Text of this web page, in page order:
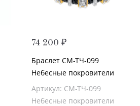
74 200 ₽
Браслет СМ-ТЧ-099
Небесные покровители
Артикул: СМ-ТЧ-099
Небесные покровители